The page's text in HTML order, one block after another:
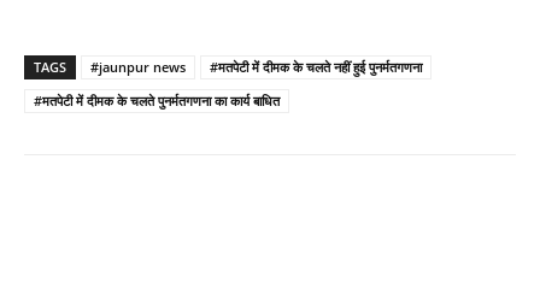
TAGS #jaunpur news
#मतपेटी में दीमक के चलते नहीं हुई पुनर्मतगणना
#मतपेटी में दीमक के चलते पुनर्मतगणना का कार्य बाधित